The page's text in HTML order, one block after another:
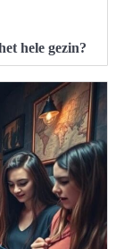
hele gezin?